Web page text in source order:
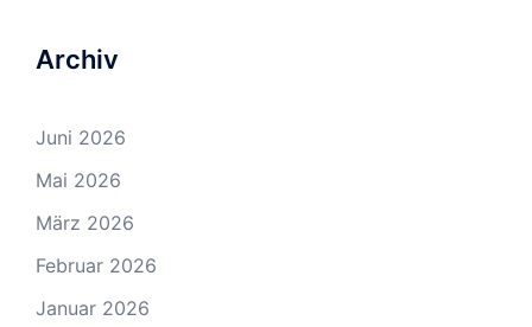
Archiv
Juni 2026
Mai 2026
März 2026
Februar 2026
Januar 2026